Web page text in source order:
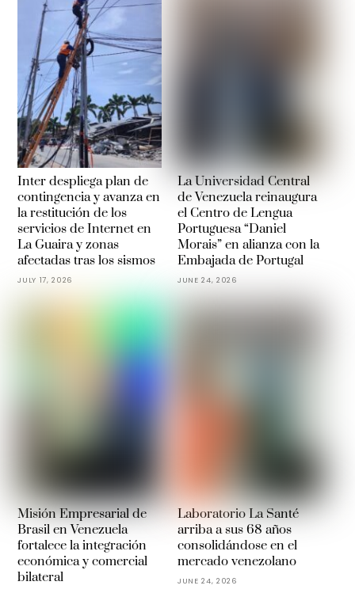
Inter despliega plan de
contingencia y avanza en
la restitución de los
servicios de Internet en
La Guaira y zonas
afectadas tras los sismos
JULY 17, 2026
La Universidad Central
de Venezuela reinaugura
el Centro de Lengua
Portuguesa “Daniel
Morais” en alianza con la
Embajada de Portugal
JUNE 24, 2026
Misión Empresarial de
Brasil en Venezuela
fortalece la integración
económica y comercial
bilateral
Laboratorio La Santé
arriba a sus 68 años
consolidándose en el
mercado venezolano
JUNE 24, 2026